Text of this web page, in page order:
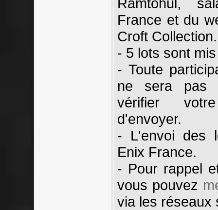
France et du
Croft Collection.
- 5 lots sont
- Toute
ne sera pas
vérifier
d'envoyer.
- L'envoi des
Enix France.
- Pour rappel
vous pouvez
via les réseaux